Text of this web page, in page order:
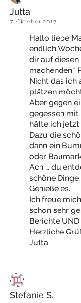
Jutta
7. Oktober 2017
Hallo liebe
endlich
dir auf diesen
machenden“
Nicht das ich
plätzen
Aber gegen
gegessen mit
hätte ich jetzt
Dazu die
dann ein
oder
Ach … du
schöne Dinge
Genieße es.
Ich freue
schon sehr
Berichte
Herzliche
Jutta
Stefanie S.